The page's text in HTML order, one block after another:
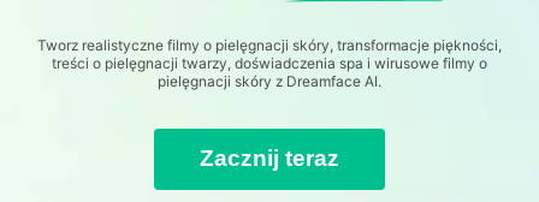
Tworz realistyczne filmy o pielęgnacji skóry, transformacje piękności,
treści o pielęgnacji twarzy, doświadczenia spa i wirusowe filmy o
pielęgnacji skóry z Dreamface AI.
Zacznij teraz